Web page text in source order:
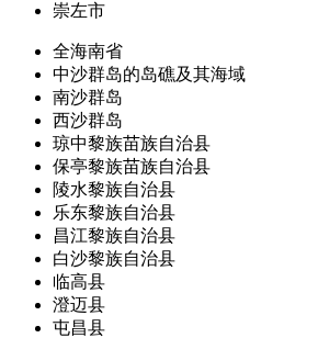
崇左市
全海南省
中沙群岛的岛礁及其海域
南沙群岛
西沙群岛
琼中黎族苗族自治县
保亭黎族苗族自治县
陵水黎族自治县
乐东黎族自治县
昌江黎族自治县
白沙黎族自治县
临高县
澄迈县
屯昌县